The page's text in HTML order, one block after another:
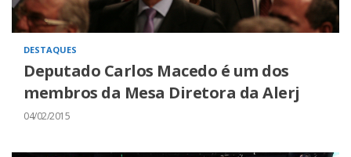
DESTAQUES
Deputado Carlos Macedo é um dos
membros da Mesa Diretora da Alerj
04/02/2015